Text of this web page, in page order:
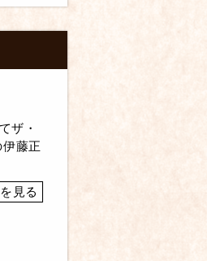
ザ・
藤正
見る